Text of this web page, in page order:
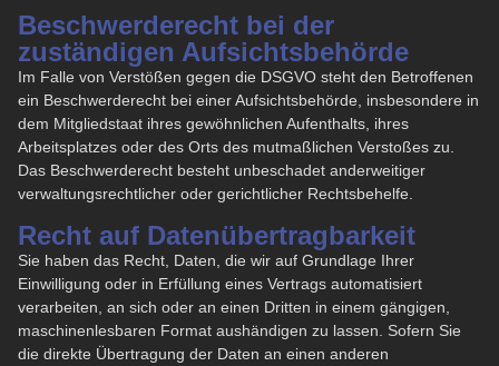
Beschwerderecht bei der
zuständigen Aufsichtsbehörde
Im Falle von Verstößen gegen die DSGVO steht den Betroffenen
ein Beschwerderecht bei einer Aufsichtsbehörde, insbesondere in
dem Mitgliedstaat ihres gewöhnlichen Aufenthalts, ihres
Arbeitsplatzes oder des Orts des mutmaßlichen Verstoßes zu.
Das Beschwerderecht besteht unbeschadet anderweitiger
verwaltungsrechtlicher oder gerichtlicher Rechtsbehelfe.
Recht auf Datenübertragbarkeit
Sie haben das Recht, Daten, die wir auf Grundlage Ihrer
Einwilligung oder in Erfüllung eines Vertrags automatisiert
verarbeiten, an sich oder an einen Dritten in einem gängigen,
maschinenlesbaren Format aushändigen zu lassen. Sofern Sie
die direkte Übertragung der Daten an einen anderen